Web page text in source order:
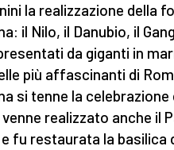
la realizzazione della
il Nilo, il Danubio, il
da giganti in
più affascinanti di
si tenne la
venne realizzato anche il
fu restaurata la basilica